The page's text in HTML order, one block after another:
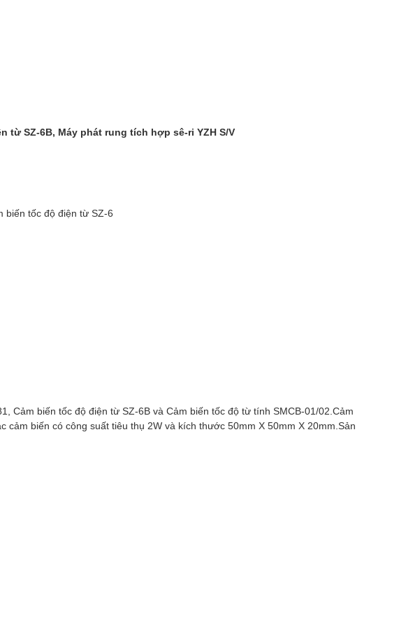
từ SZ-6B, Máy phát rung tích hợp sê-ri YZH S/V
biến tốc độ điện từ SZ-6
Cảm biến tốc độ điện từ SZ-6B và Cảm biến tốc độ từ tính SMCB-01/02.Cảm
biến có công suất tiêu thụ 2W và kích thước 50mm X 50mm X 20mm.Sản